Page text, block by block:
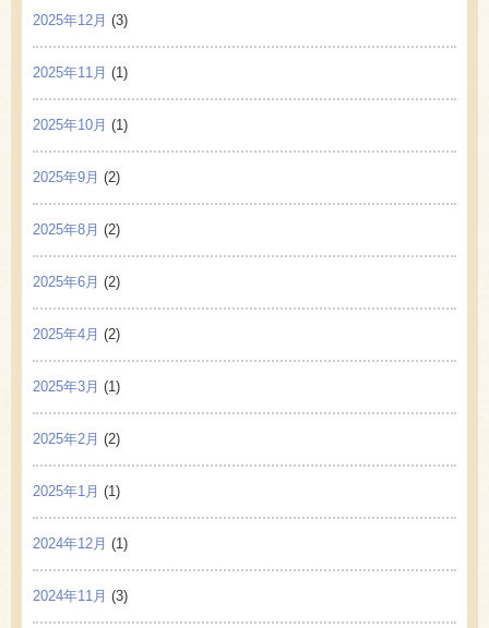
2025年12月 (3)
2025年11月 (1)
2025年10月 (1)
2025年9月 (2)
2025年8月 (2)
2025年6月 (2)
2025年4月 (2)
2025年3月 (1)
2025年2月 (2)
2025年1月 (1)
2024年12月 (1)
2024年11月 (3)